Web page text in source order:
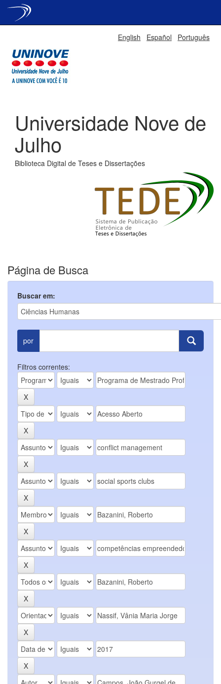
English Español Português
Universidade Nove de
Julho
Biblioteca Digital de Teses e Dissertações
Página de Busca
Buscar em:
por
Filtros correntes: